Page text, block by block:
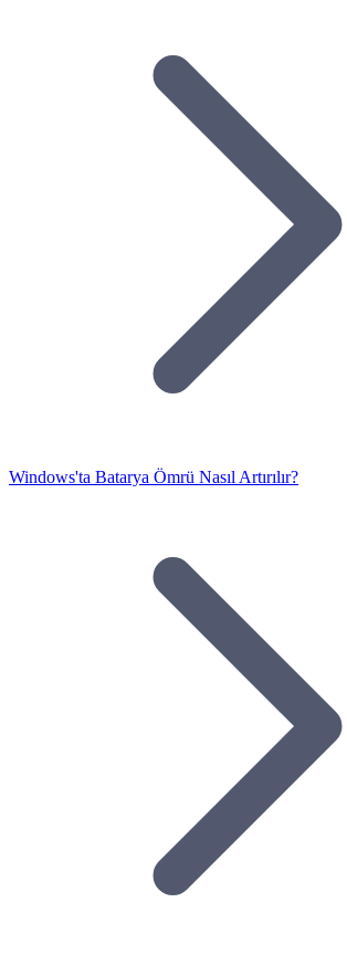
Windows'ta Batarya Ömrü Nasıl Artırılır?